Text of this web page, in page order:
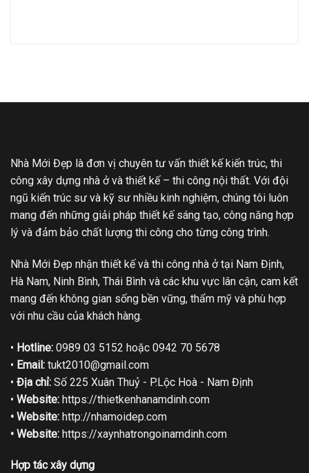
Nhà Mới Đẹp là đơn vị chuyên tư vấn thiết kế kiến trúc, thi
công xây dựng nhà ở và thiết kế – thi công nội thất. Với đội
ngũ kiến trúc sư và kỹ sư nhiều kinh nghiệm, chúng tôi luôn
mang đến những giải pháp thiết kế sáng tạo, công năng hợp
lý và đảm bảo chất lượng thi công cho từng công trình.
Nhà Mới Đẹp nhận thiết kế và thi công nhà ở tại Nam Định,
Hà Nam, Ninh Bình, Thái Bình và các khu vực lân cận, cam kết
mang đến không gian sống bền vững, thẩm mỹ và phù hợp
với nhu cầu của khách hàng.
• Hotline: 0989 03 5152 hoặc 0942 70 5678
• Email: tukt2010@gmail.com
• Địa chỉ: Số 225 Xuân Thuỷ - P.Lộc Hoà - Nam Định
• Website: https://thietkenhanamdinh.com
• Website: http://nhamoidep.com
• Website: https://xaynhatrongoinamdinh.com
Hợp tác xây dựng